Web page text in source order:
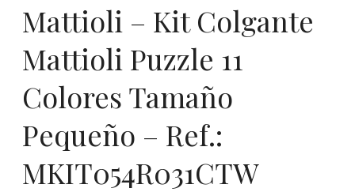
Mattioli – Kit Colgante
Mattioli Puzzle 11
Colores Tamaño
Pequeño – Ref.:
MKIT054R031CTW